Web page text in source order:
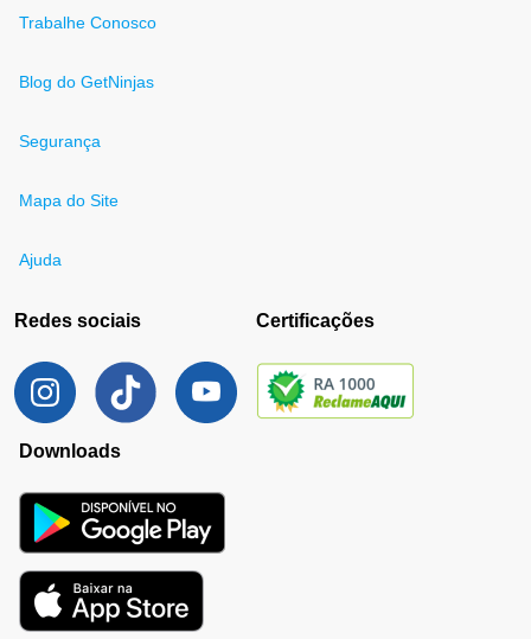
Trabalhe Conosco
Blog do GetNinjas
Segurança
Mapa do Site
Ajuda
Redes sociais Certificações
Downloads